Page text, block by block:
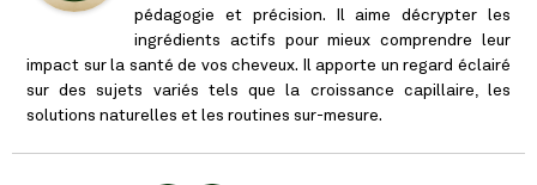
pédagogie et précision. Il aime décrypter les
ingrédients actifs pour mieux comprendre leur
impact sur la santé de vos cheveux. Il apporte un regard éclairé
sur des sujets variés tels que la croissance capillaire, les
solutions naturelles et les routines sur-mesure.